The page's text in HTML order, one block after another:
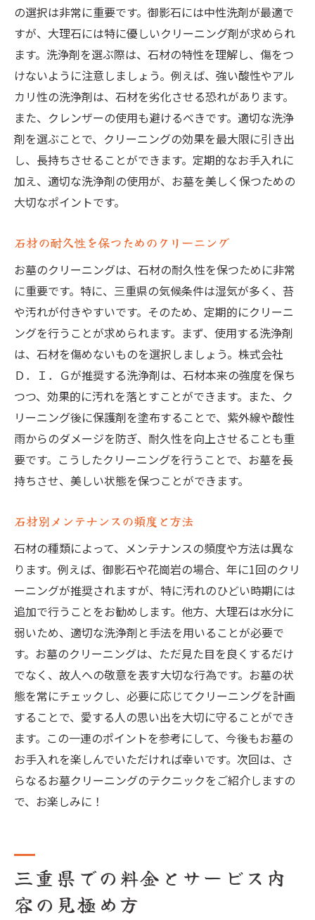
の選択は非常に重要です。御影石には中性洗剤が最適で
すが、大理石には特に優しいクリーニング剤が求められ
ます。洗浄剤を選ぶ際は、石材の特性を理解し、傷をつ
けないように注意しましょう。例えば、強い酸性やアル
カリ性の洗浄剤は、石材を劣化させる恐れがあります。
また、クレンザーの使用も避けるべきです。適切な洗浄
剤を選ぶことで、クリーニングの効果を最大限に引き出
し、長持ちさせることができます。定期的なお手入れに
加え、適切な洗浄剤の使用が、お墓を美しく保つための
大切なポイントです。
石材の耐久性を保つためのクリーニング
お墓のクリーニングは、石材の耐久性を保つために非常
に重要です。特に、三重県の気候条件は湿気が多く、苔
や汚れが付きやすいです。そのため、定期的にクリーニ
ングを行うことが求められます。まず、使用する洗浄剤
は、石材を傷めないものを選択しましょう。株式会社
Ｄ．Ｉ．Ｇが推奨する洗浄剤は、石材本来の強度を保ち
つつ、効果的に汚れを落とすことができます。また、ク
リーニング後に保護剤を塗布することで、紫外線や酸性
雨からのダメージを防ぎ、耐久性を向上させることも重
要です。こうしたクリーニングを行うことで、お墓を長
持ちさせ、美しい状態を保つことができます。
石材別メンテナンスの頻度と方法
石材の種類によって、メンテナンスの頻度や方法は異な
ります。例えば、御影石や花崗岩の場合、年に1回のクリ
ーニングが推奨されますが、特に汚れのひどい時期には
追加で行うことをお勧めします。他方、大理石は水分に
弱いため、適切な洗浄剤と手法を用いることが必要で
す。お墓のクリーニングは、ただ見た目を良くするだけ
でなく、故人への敬意を表す大切な行為です。お墓の状
態を常にチェックし、必要に応じてクリーニングを計画
することで、愛する人の思い出を大切に守ることができ
ます。この一連のポイントを参考にして、今後もお墓の
お手入れを楽しんでいただければ幸いです。次回は、さ
らなるお墓クリーニングのテクニックをご紹介しますの
で、お楽しみに！
三重県での料金とサービス内
容の見極め方